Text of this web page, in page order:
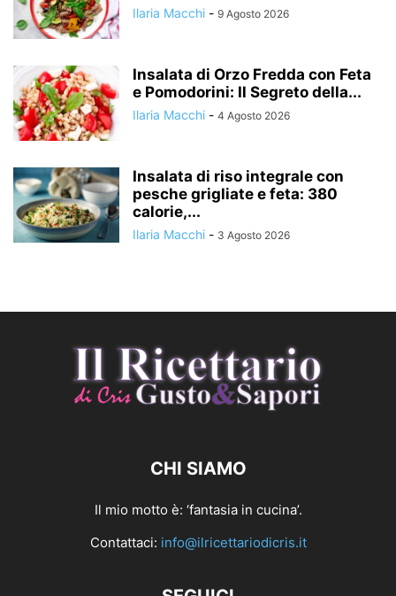
Ilaria Macchi - 9 Agosto 2026
Insalata di Orzo Fredda con Feta
e Pomodorini: Il Segreto della...
Ilaria Macchi - 4 Agosto 2026
Insalata di riso integrale con
pesche grigliate e feta: 380
calorie,...
Ilaria Macchi - 3 Agosto 2026
CHI SIAMO
Il mio motto è: ‘fantasia in cucina’.
Contattaci: info@ilricettariodicris.it